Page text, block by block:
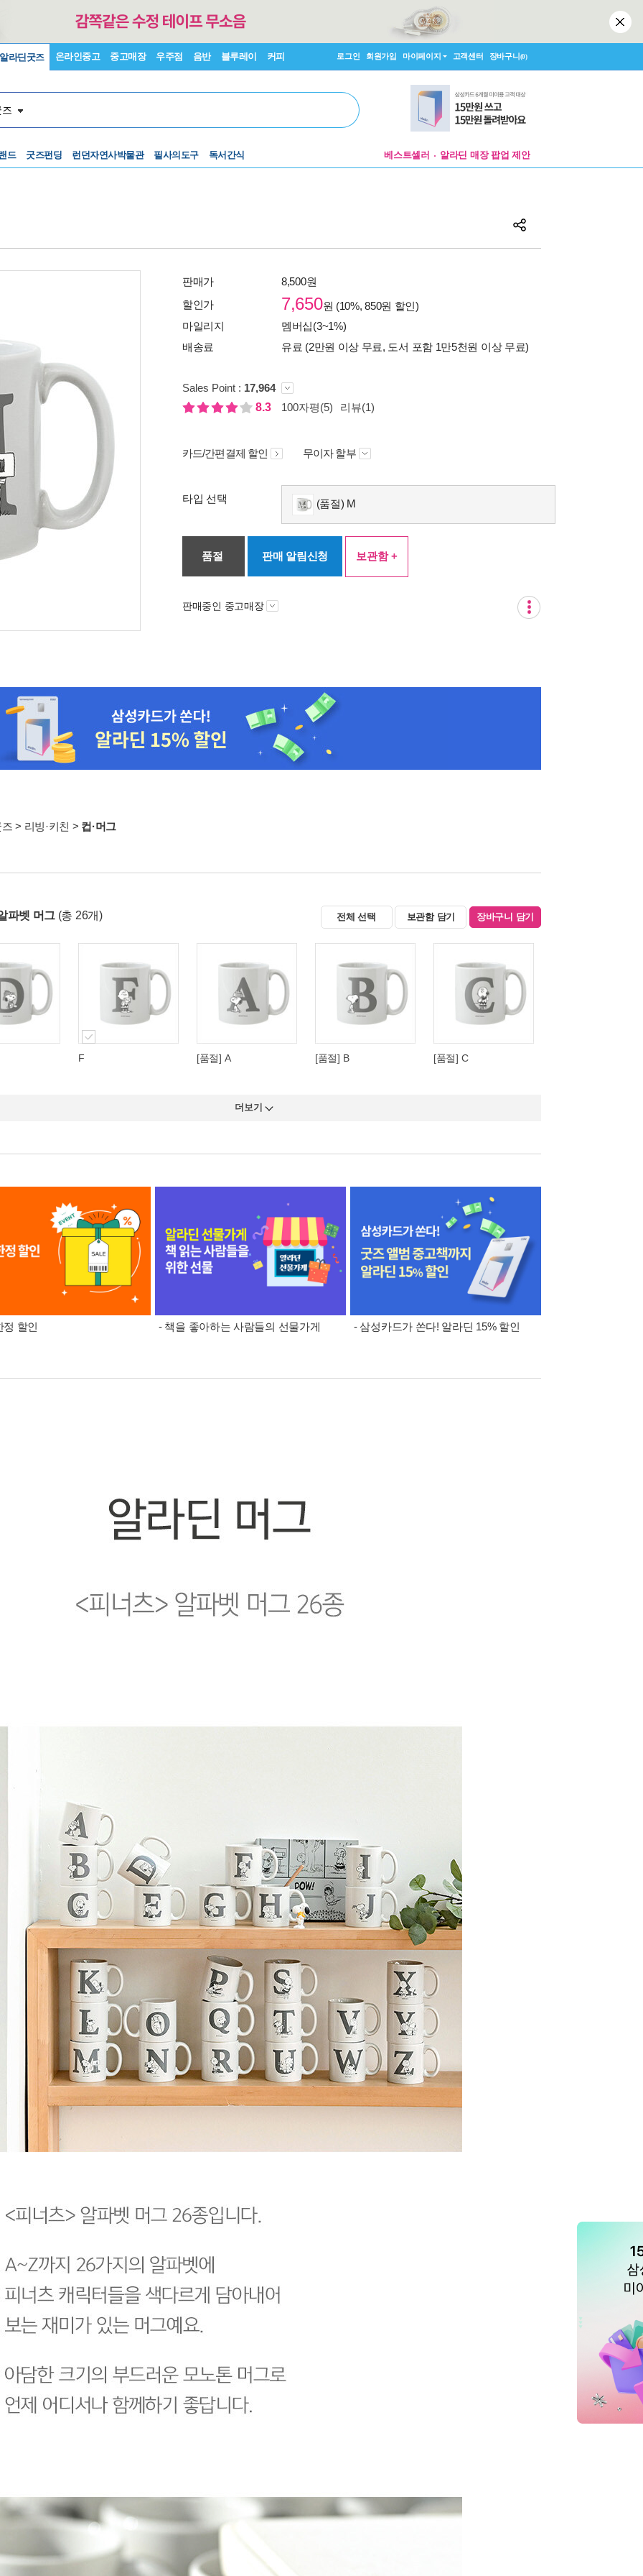
알라딘굿즈 온라인중고 중고매장 우주점 음반 블루레이 커피 로그인 회원가입 마이페이지 고객센터 장바구니(0)
드 굿즈펀딩 런던자연사박물관 필사의도구 독서간식 베스트셀러
굿즈 파트너 신청
판매가
8,500원
할인가
7,650원 (10%, 850원 할인)
마일리지
멤버십(3~1%)
배송료
유료 (2만원 이상 무료, 도서 포함 1만5천원 이상 무료)
Sales Point : 17,964
8.3
100자평(5) 리뷰(1)
카드/간편결제 할인 무이자 할부
타입 선택 (품절) M
품절 판매 알림신청 보관함 +
판매중인 중고매장
> 리빙·키친 > 컵·머그
파벳 머그 (총 26개) 전체 선택 보관함 담기 장바구니 담기
F [품절] A [품절] B [품절] C
더보기
정 할인 - 책을 좋아하는 사람들의 선물가게 - 삼성카드가 쏜다! 알라딘 15% 할인